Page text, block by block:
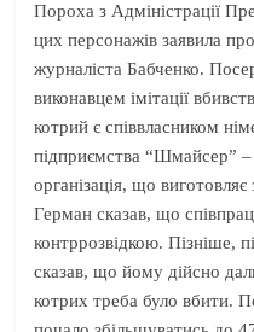
Пороха з Адміністрації
цих персонажів заявила
журналіста Бабченко.
виконавцем імітації
котрий є співвласником
підприємства “Шмайсер” –
організація, що
Герман сказав, що
контррозвідкою. Пізніше,
сказав, що йому дійсно
котрих треба було вбити.